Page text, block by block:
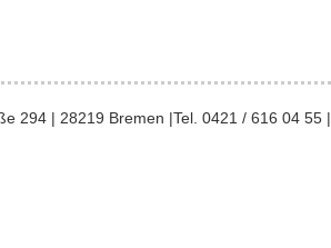
294 | 28219 Bremen |Tel. 0421 / 616 04 55 |